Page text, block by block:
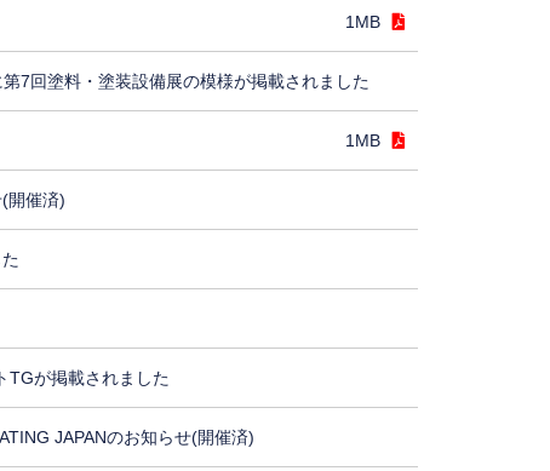
1MB
7回塗料・塗装設備展の模様が掲載されました
1MB
開催済)
TGが掲載されました
JAPANのお知らせ(開催済)